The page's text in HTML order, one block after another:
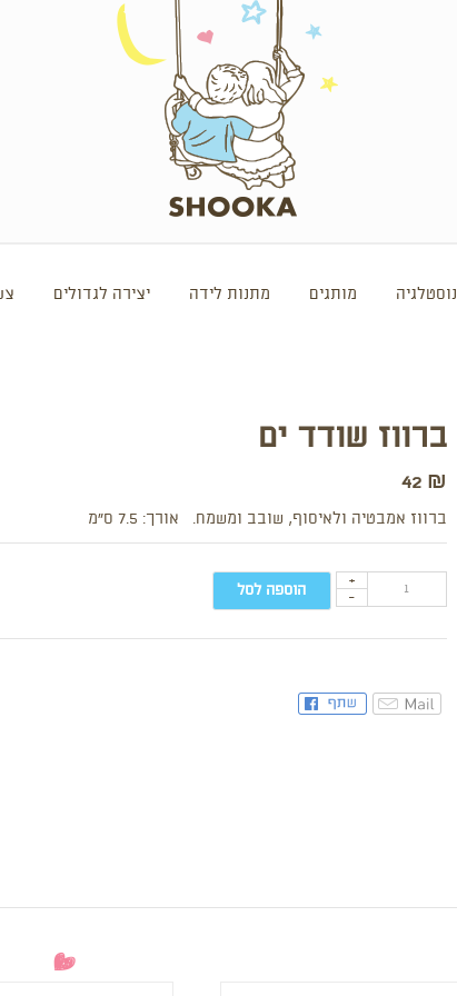
נוסטלגיה מותגים מתנות לידה יצירה לגדולים
ברווז שודד ים
42 ₪
ברווז אמבטיה ולאיסוף, שובב ומשמח. אורך: 7.5 ס”מ
-
+ הוספה לסל